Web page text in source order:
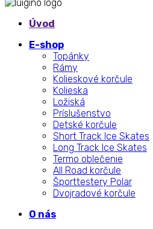
Úvod
E-shop
Topánky
Rámy
Kolieskové korčule
Kolieska
Ložiská
Príslušenstvo
Detské korčule
Short Track Ice Skates
Long Track Ice Skates
Termo oblečenie
All Road korčule
Športtestery Polar
Dvojradové korčule
O nás